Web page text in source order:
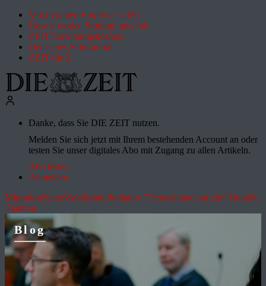
Most Wanted Employer 2026
How it works: Studium und Job
ZEIT Forschungskosmos
Deutsches Schulportal
ZEIT für X
Danke, dass Sie DIE ZEIT nutzen.
Melden Sie sich jetzt mit Ihrem bestehenden Account an oder
testen Sie unser digitales Abo mit Zugang zu allen Artikeln.
Abo testen
Anmelden
MigrationRenteWaldbrändeInitiative "Deutschland spricht"Aktuelle
Themen
Blog